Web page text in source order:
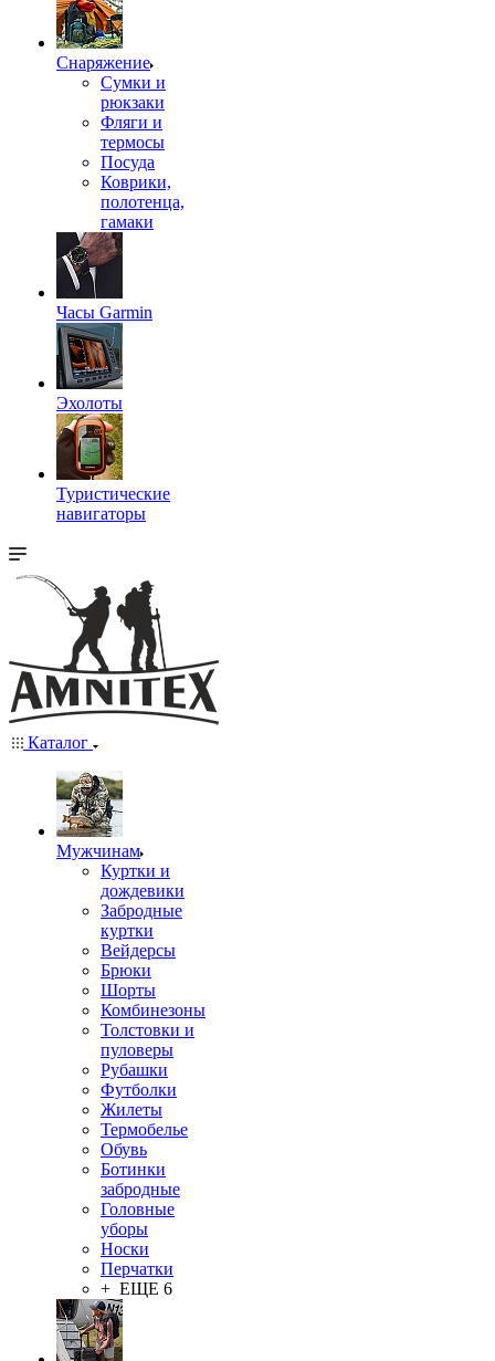
Снаряжение
Сумки и
рюкзаки
Фляги и
термосы
Посуда
Коврики,
полотенца,
гамаки
Часы Garmin
Эхолоты
Туристические
навигаторы
Каталог
Мужчинам
Куртки и
дождевики
Забродные
куртки
Вейдерсы
Брюки
Шорты
Комбинезоны
Толстовки и
пуловеры
Рубашки
Футболки
Жилеты
Термобелье
Обувь
Ботинки
забродные
Головные
уборы
Носки
Перчатки
+ ЕЩЕ 6